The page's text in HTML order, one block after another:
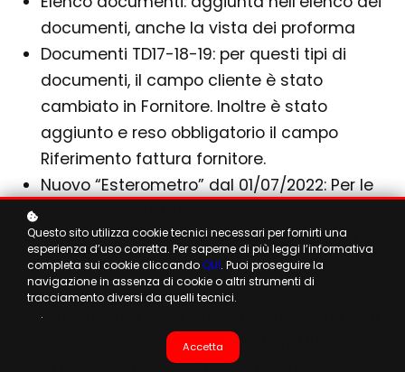
documenti, anche la vista dei proforma
Documenti TD17-18-19: per questi tipi di
documenti, il campo cliente è stato
cambiato in Fornitore. Inoltre è stato
aggiunto e reso obbligatorio il campo
Riferimento fattura fornitore.
Nuovo “Esterometro” dal 01/07/2022: Per le
confronti e da soggetti non residenti, gli
operatori nazionali devono trasmettere
allo Sdi (Sistema di interscambio) con il
formato Xml della fattura elettronica i dati
delle singole operazioni. Per le fatture
Questo sito utilizza cookie tecnici necessari per fornirti una
esperienza d’uso corretta. Per saperne di più leggi l’informativa
completa sui cookie cliccandoQUI. Puoi proseguire la
navigazione in assenza di cookie o altri strumenti di
tracciamento diversi da quelli tecnici.
.
Accetta